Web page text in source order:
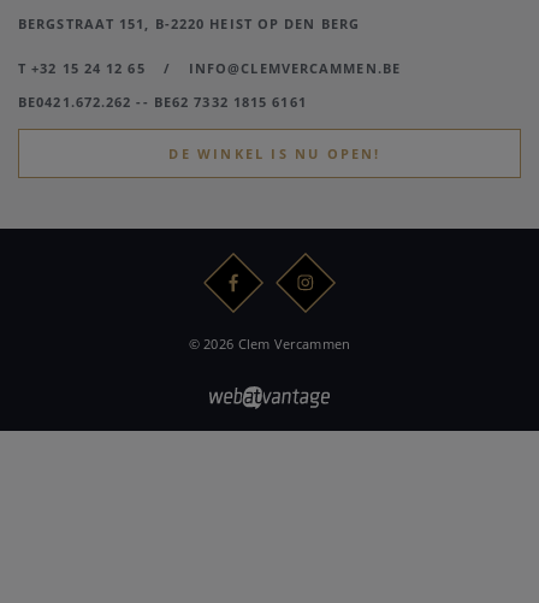
BERGSTRAAT 151, B-2220 HEIST OP DEN BERG
T +32 15 24 12 65 /
INFO@CLEMVERCAMMEN.BE
BE0421.672.262 -- BE62 7332 1815 6161
DE WINKEL IS NU OPEN!
© 2026 Clem Vercammen